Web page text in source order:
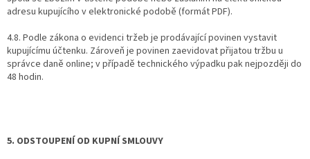
adresu kupujícího v elektronické podobě (formát PDF).
4.8. Podle zákona o evidenci tržeb je prodávající povinen vystavit
kupujícímu účtenku. Zároveň je povinen zaevidovat přijatou tržbu u
správce daně online; v případě technického výpadku pak nejpozději do
48 hodin.
5. ODSTOUPENÍ OD KUPNÍ SMLOUVY